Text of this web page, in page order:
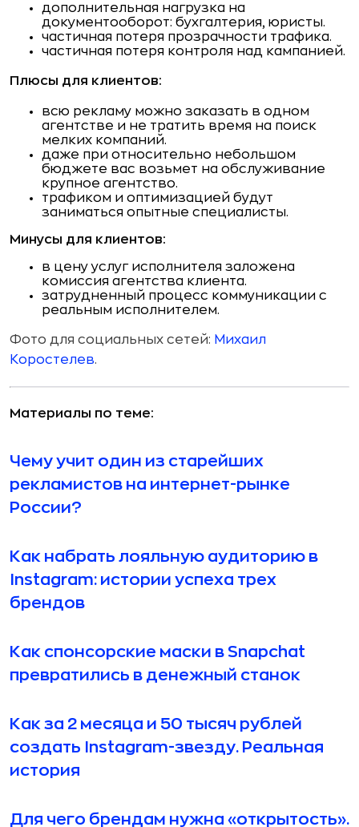
дополнительная нагрузка на
документооборот: бухгалтерия, юристы.
частичная потеря прозрачности трафика.
частичная потеря контроля над кампанией.
Плюсы для клиентов:
всю рекламу можно заказать в одном
агентстве и не тратить время на поиск
мелких компаний.
даже при относительно небольшом
бюджете вас возьмет на обслуживание
крупное агентство.
трафиком и оптимизацией будут
заниматься опытные специалисты.
Минусы для клиентов:
в цену услуг исполнителя заложена
комиссия агентства клиента.
затрудненный процесс коммуникации с
реальным исполнителем.
Фото для социальных сетей: Михаил
Коростелев.
Материалы по теме:
Чему учит один из старейших
рекламистов на интернет-рынке
России?
Как набрать лояльную аудиторию в
Instagram: истории успеха трех
брендов
Как спонсорские маски в Snapchat
превратились в денежный станок
Как за 2 месяца и 50 тысяч рублей
создать Instagram-звезду. Реальная
история
Для чего брендам нужна «открытость».